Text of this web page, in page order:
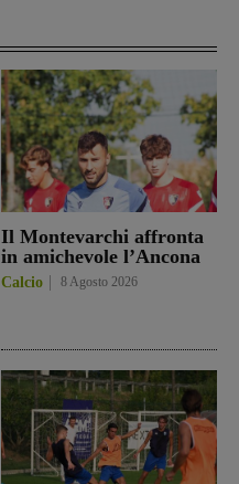
Il Montevarchi affronta
in amichevole l’Ancona
Calcio 8 Agosto 2026